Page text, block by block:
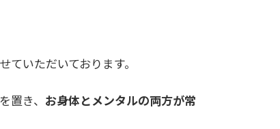
いただいております。
置き、 お身体とメンタルの両方が常